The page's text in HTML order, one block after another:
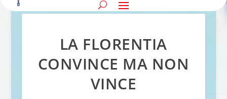
LA FLORENTIA
CONVINCE MA NON
VINCE